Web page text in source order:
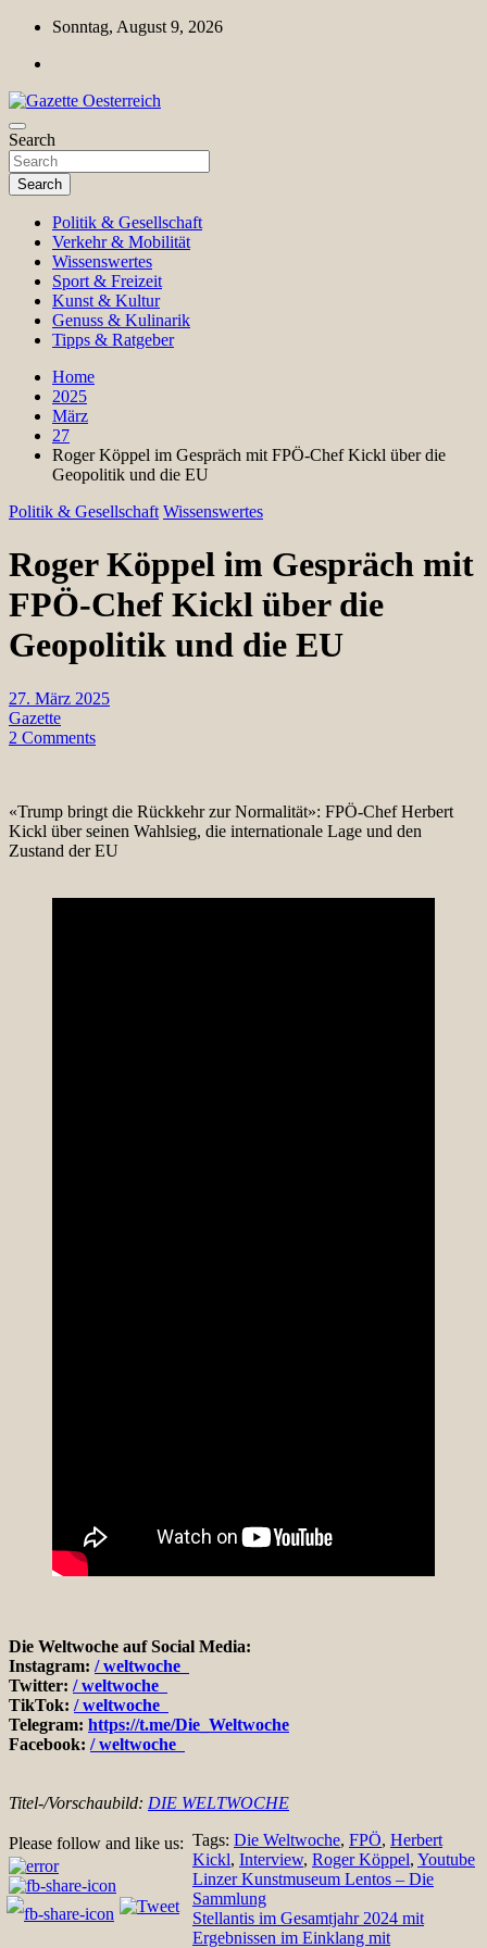
Skip
content
Sonntag, August 9, 2026
Gazette Oesterreich
Magazin für Freizeit, Politik, Kultur & Wissenschaft
Search
Search
Politik & Gesellschaft
Verkehr & Mobilität
Wissenswertes
Sport & Freizeit
Kunst & Kultur
Genuss & Kulinarik
Tipps & Ratgeber
Home
2025
März
27
Roger Köppel im Gespräch mit FPÖ-Chef Kickl über die
Geopolitik und die EU
Politik & Gesellschaft Wissenswertes
Roger Köppel im Gespräch mit
FPÖ-Chef Kickl über die
Geopolitik und die EU
27. März 2025
Gazette
2 Comments
«Trump bringt die Rückkehr zur Normalität»: FPÖ-Chef Herbert
Kickl über seinen Wahlsieg, die internationale Lage und den
Zustand der EU
Die Weltwoche auf Social Media:
Instagram: / weltwoche
Twitter: / weltwoche
TikTok: / weltwoche
Telegram: https://t.me/Die_Weltwoche
Facebook: / weltwoche
Titel-/Vorschaubild: DIE WELTWOCHE
Please follow and like us: Tags: Die Weltwoche, FPÖ, Herbert
Kickl, Interview, Roger Köppel, Youtube
BeitragsnavigationLinzer Kunstmuseum Lentos – Die
Sammlung
Stellantis im Gesamtjahr 2024 mit
Ergebnissen im Einklang mit